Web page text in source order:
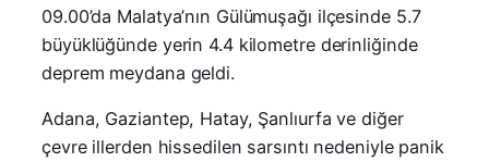
09.00’da Malatya’nın Gülümuşağı ilçesinde 5.7
büyüklüğünde yerin 4.4 kilometre derinliğinde
deprem meydana geldi.
Adana, Gaziantep, Hatay, Şanlıurfa ve diğer
çevre illerden hissedilen sarsıntı nedeniyle panik